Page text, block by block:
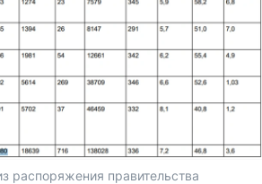
распоряжения правительства